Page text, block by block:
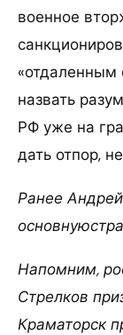
военное
«отдаленным
назвать
РФ уже на
дать отпор,
Ранее
Напомним,
Стрелков
Краматорск